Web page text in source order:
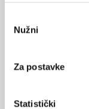
pristanka
Nužni
Za postavke
Statistički